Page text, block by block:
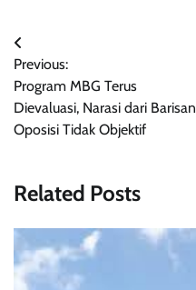
Navigasi
pos
Previous:
Program MBG Terus
Dievaluasi, Narasi dari Barisan
Oposisi Tidak Objektif
Related Posts